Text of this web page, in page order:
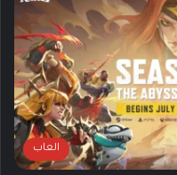
العاب